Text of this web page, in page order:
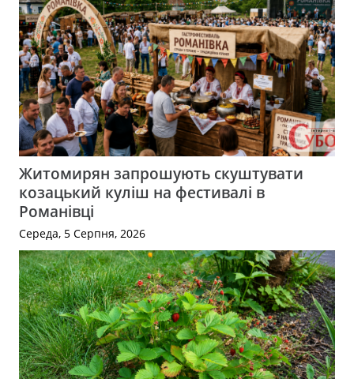
Житомирян запрошують скуштувати
козацький куліш на фестивалі в
Романівці
Середа, 5 Серпня, 2026